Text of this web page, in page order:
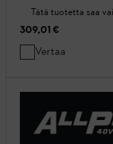
Tätä tuotetta saa
309,01 €
Vertaa